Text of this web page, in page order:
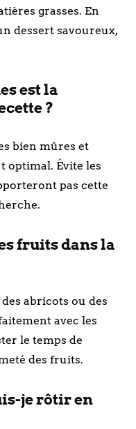
grasses. En
dessert savoureux,
est la
?
bien mûres et
optimal. Évite les
pas cette
fruits dans la
abricots ou des
avec les
le temps de
des fruits.
je rôtir en